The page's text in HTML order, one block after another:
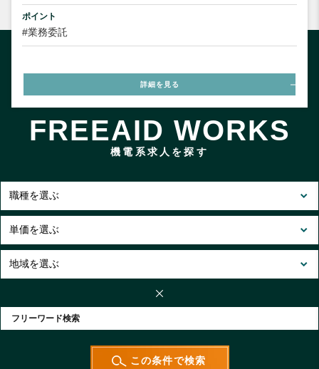
ポイント
#業務委託
詳細を見る
FREEAID WORKS
機電系求人を探す